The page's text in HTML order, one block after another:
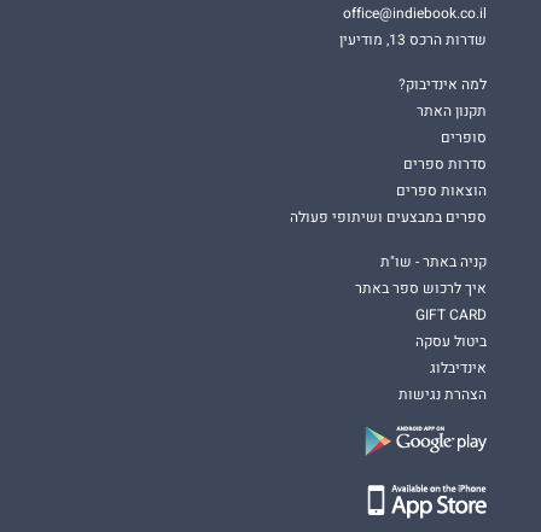
office@indiebook.co.il
שדרות הרכס 13, מודיעין
למה אינדיבוק?
תקנון האתר
סופרים
סדרות ספרים
הוצאות ספרים
ספרים במבצעים ושיתופי פעולה
קניה באתר - שו"ת
איך לרכוש ספר באתר
GIFT CARD
ביטול עסקה
אינדיבלוג
הצהרת נגישות